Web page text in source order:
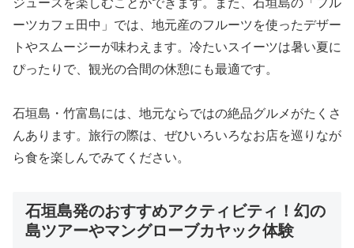
ーツカフェ田中」では、地元産のフルーツを使ったデザー
トやスムージーが味わえます。冷たいスイーツは暑い夏に
ぴったりで、観光の合間の休憩にも最適です。
石垣島・竹富島には、地元ならではの絶品グルメがたくさ
んあります。旅行の際は、ぜひいろいろなお店を巡りなが
ら食を楽しんでみてください。
石垣島発のおすすめアクティビティ！幻の
島ツアーやマングローブカヤック体験